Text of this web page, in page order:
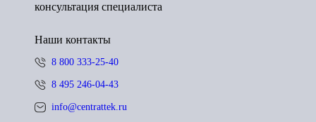
консультация специалиста
Наши контакты
8 800 333-25-40
8 495 246-04-43
info@centrattek.ru